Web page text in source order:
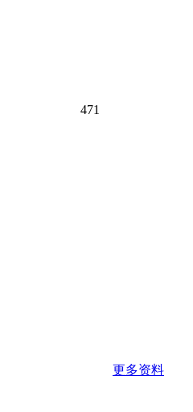
471
更多资料